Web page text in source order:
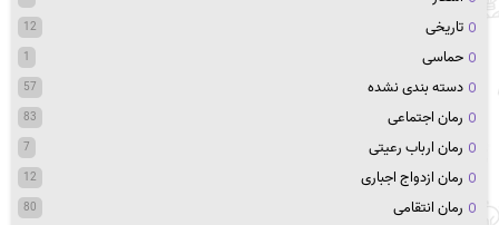
تاریخی 12
حماسی 1
دسته بندی نشده 57
رمان اجتماعی 83
رمان ارباب رعیتی 7
رمان ازدواج اجباری 12
رمان انتقامی 80